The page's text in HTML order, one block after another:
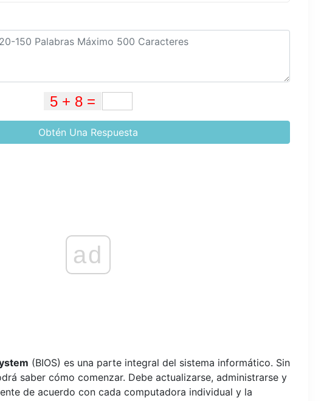
Obtén Una Respuesta
ad
(BIOS) es una parte integral del sistema informático. Sin
saber cómo comenzar. Debe actualizarse, administrarse y
de acuerdo con cada computadora individual y la